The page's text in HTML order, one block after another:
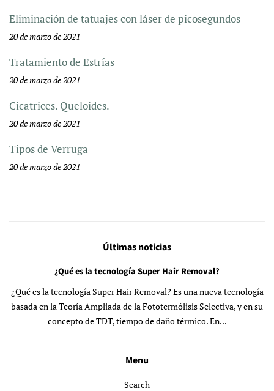
Eliminación de tatuajes con láser de picosegundos
20 de marzo de 2021
Tratamiento de Estrías
20 de marzo de 2021
Cicatrices. Queloides.
20 de marzo de 2021
Tipos de Verruga
20 de marzo de 2021
Últimas noticias
¿Qué es la tecnología Super Hair Removal?
¿Qué es la tecnología Super Hair Removal? Es una nueva tecnología
basada en la Teoría Ampliada de la Fototermólisis Selectiva, y en su
concepto de TDT, tiempo de daño térmico. En...
Menu
Search